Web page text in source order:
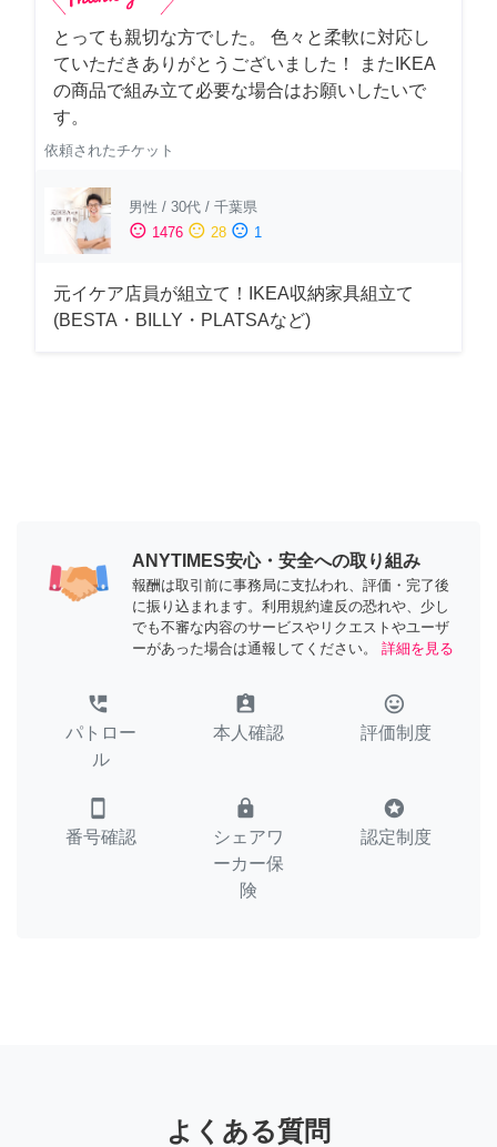
とっても親切な方でした。 色々と柔軟に対応し
ていただきありがとうございました！ またIKEA
の商品で組み立て必要な場合はお願いしたいで
す。
依頼されたチケット
男性 / 30代 / 千葉県
sentiment_satisfied 1476 sentiment_neutral 28 sentiment_dissatisfied 1
元イケア店員が組立て！IKEA収納家具組立て
(BESTA・BILLY・PLATSAなど)
ANYTIMES安心・安全への取り組み
報酬は取引前に事務局に支払われ、評価・完了後
に振り込まれます。利用規約違反の恐れや、少し
でも不審な内容のサービスやリクエストやユーザ
ーがあった場合は通報してください。
詳細を見る
perm_phone_msg
パトロー
ル
assignment_ind
本人確認
tag_faces
評価制度
smartphone
番号確認
lock
シェアワ
ーカー保
険
stars
認定制度
よくある質問